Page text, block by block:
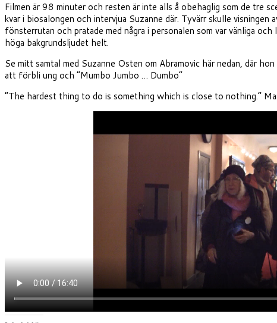
Filmen är 98 minuter och resten är inte alls å obehaglig som de tre
kvar i biosalongen och intervjua Suzanne där. Tyvärr skulle
fönsterrutan och pratade med några i personalen som var vänliga
höga bakgrundsljudet helt.
Se mitt samtal med Suzanne Osten om Abramovic här nedan, där
att förbli ung och ”Mumbo Jumbo … Dumbo”
”The hardest thing to do is something which is close to nothing.”